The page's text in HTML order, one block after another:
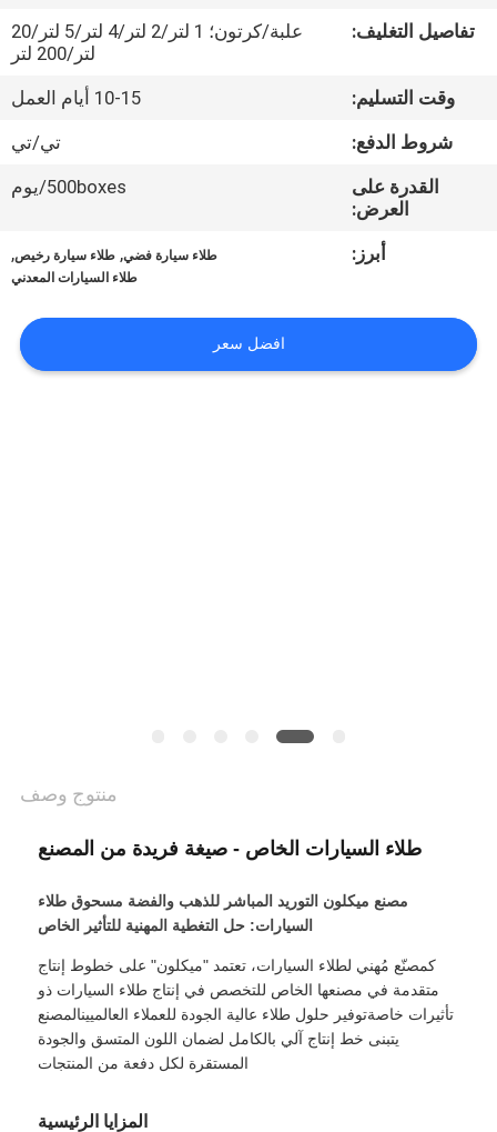
ضبط
اتصل
طلب
اقتباس
تفاصيل التغليف:
علبة/كرتون؛ 1 لتر/2 لتر/4 لتر/5 لتر/20
لتر/200 لتر
وقت التسليم:
10-15 أيام العمل
شروط الدفع:
تي/تي
القدرة على
العرض:
500boxes/يوم
أبرز: طلاء سيارة فضي, طلاء سيارة رخيص,
طلاء السيارات المعدني
افضل سعر
منتوج وصف
طلاء السيارات الخاص - صيغة فريدة من المصنع
مصنع ميكلون التوريد المباشر للذهب والفضة مسحوق طلاء
السيارات: حل التغطية المهنية للتأثير الخاص
كمصنّع مُهني لطلاء السيارات، تعتمد "ميكلون" على خطوط إنتاج
متقدمة في مصنعها الخاص للتخصص في إنتاج طلاء السيارات ذو
تأثيرات خاصةتوفير حلول طلاء عالية الجودة للعملاء العالميينالمصنع
يتبنى خط إنتاج آلي بالكامل لضمان اللون المتسق والجودة
المستقرة لكل دفعة من المنتجات
المزايا الرئيسية